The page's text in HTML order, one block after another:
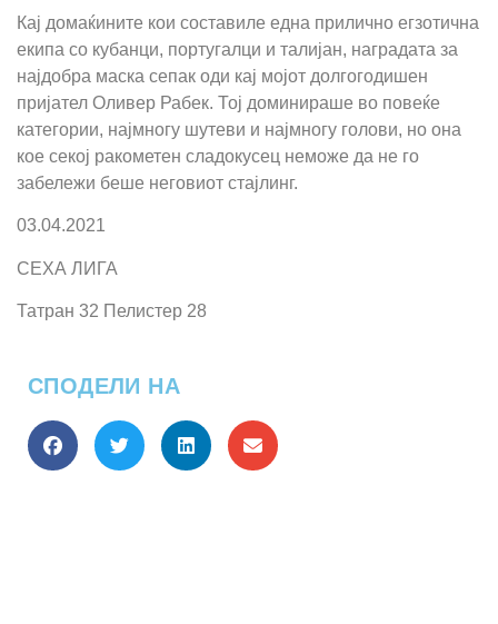
Кај домаќините кои составиле една прилично егзотична
екипа со кубанци, португалци и талијан, наградата за
најдобра маска сепак оди кај мојот долгогодишен
пријател Оливер Рабек. Тој доминираше во повеќе
категории, најмногу шутеви и најмногу голови, но она
кое секој ракометен сладокусец неможе да не го
забележи беше неговиот стајлинг.
03.04.2021
СЕХА ЛИГА
Татран 32 Пелистер 28
СПОДЕЛИ НА